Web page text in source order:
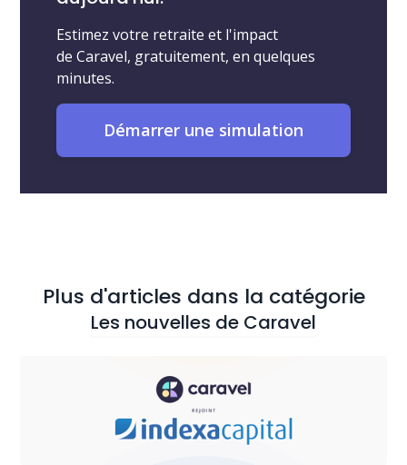
Estimez votre retraite et l'impact
de Caravel, gratuitement, en quelques
minutes.
Démarrer une simulation
Plus d'articles dans la catégorie
Les nouvelles de Caravel